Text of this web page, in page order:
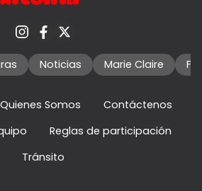
Noticias Marie Claire
Quienes Somos
Contáctenos
Reglas de participación
Tránsito